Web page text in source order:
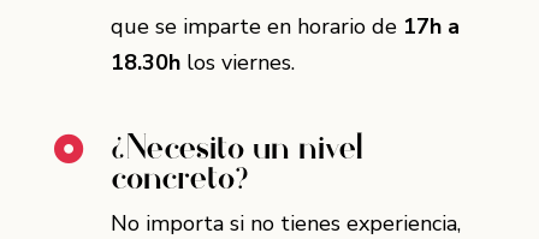
que se imparte en horario de 17h a
18.30h los viernes.
 ¿Necesito un nivel
concreto?
No importa si no tienes experiencia,